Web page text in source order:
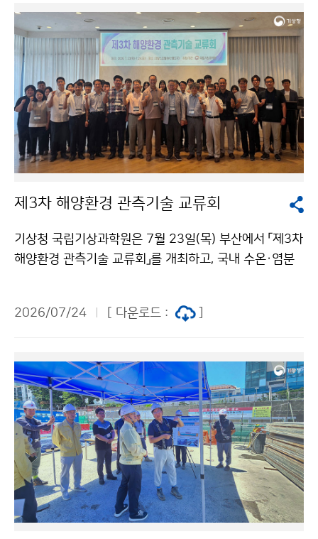
수자원공사 관계자와 만나 가뭄 대응을 위한 기상·수문정
보 공유 및 협력 방안을 논의하였다.
제3차 해양환경 관측기술 교류회
기상청 국립기상과학원은 7월 23일(목) 부산에서 「제3차
해양환경 관측기술 교류회」를 개최하고, 국내 수온·염분
2026/07/24
[ 다운로드 :